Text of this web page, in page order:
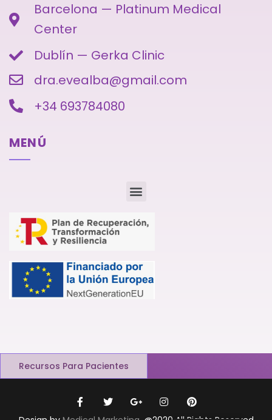
Barcelona — Platinum Medical
Center
Dublín — Gerka Clinic
dra.evealba@gmail.com
+34 693784080
MENÚ
Recursos Para Pacientes